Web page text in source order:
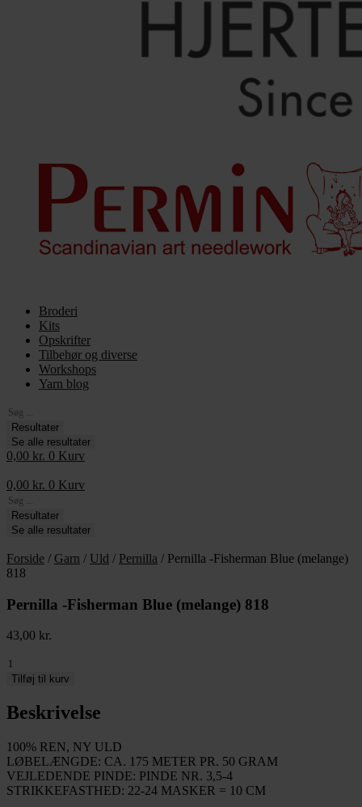
Broderi
Kits
Opskrifter
Tilbehør og diverse
Workshops
Yarn blog
Search
...Resultater
Se alle resultater
0,00 kr. 0 Kurv
0,00 kr. 0 Kurv
Search
...Resultater
Se alle resultater
Forside / Garn / Uld / Pernilla / Pernilla -Fisherman Blue (melange)
818
Pernilla -Fisherman Blue (melange) 818
43,00 kr.
Pernilla
Blue
(melange)
antal
Tilføj til kurv
Beskrivelse
100% REN, NY ULD
LØBELÆNGDE: CA. 175 METER PR. 50 GRAM
VEJLEDENDE PINDE: PINDE NR. 3,5-4
STRIKKEFASTHED: 22-24 MASKER = 10 CM